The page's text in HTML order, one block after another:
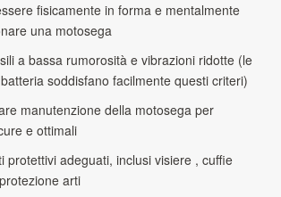
fisicamente in forma e mentalmente
una motosega
a bassa rumorosità e vibrazioni ridotte (le
soddisfano facilmente questi criteri)
manutenzione della motosega per
e ottimali
protettivi adeguati, inclusi visiere , cuffie
arti